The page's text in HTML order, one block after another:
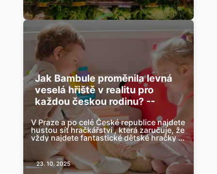
Jak Bambule proměnila levná
veselá hřiště v realitu pro
každou českou rodinu? --
V Praze a po celé České republice najdete
hustou síť hračkářství , která zaručuje, že
vždy najdete fantastické dětské hračky a
dětské doplňky, ať jste kdek...
23. 10. 2025